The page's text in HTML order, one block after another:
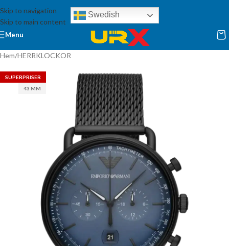
Skip to navigation
Skip to main content
Swedish
Menu
Hem/HERRKLOCKOR
SUPERPRISER
43 MM